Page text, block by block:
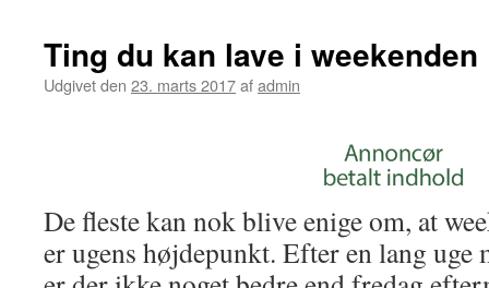
Ting du kan lave i weekenden
Udgivet den 23. marts 2017afadmin
De fleste kan nok blive enige om, at
er ugens højdepunkt. Efter en lang uge